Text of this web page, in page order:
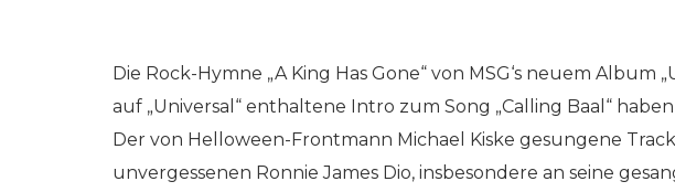
Die Rock-Hymne „A King Has Gone“ von MSG‘s neuem Album
auf „Universal“ enthaltene Intro zum Song „Calling Baal“
Der von Helloween-Frontmann Michael Kiske gesungene
unvergessenen Ronnie James Dio, insbesondere an seine